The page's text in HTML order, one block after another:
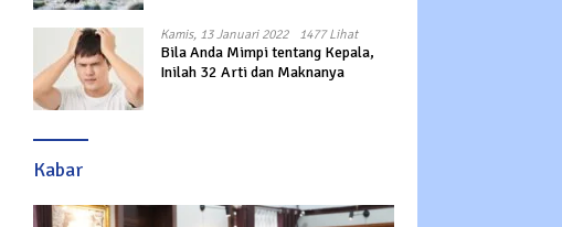
Kamis, 13 Januari 2022 1477 Lihat
Bila Anda Mimpi tentang Kepala,
Inilah 32 Arti dan Maknanya
Kabar